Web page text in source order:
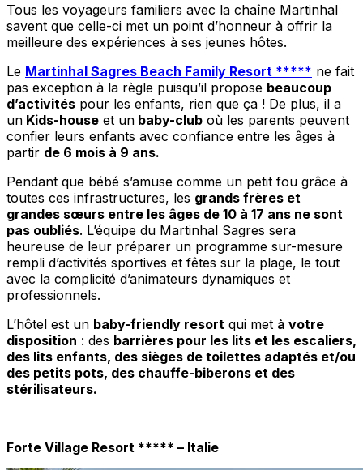
Tous les voyageurs familiers avec la chaîne Martinhal
savent que celle-ci met un point d’honneur à offrir la
meilleure des expériences à ses jeunes hôtes.
Le Martinhal Sagres Beach Family Resort ***** ne fait
pas exception à la règle puisqu’il propose beaucoup
d’activités pour les enfants, rien que ça ! De plus, il a
un Kids-house et un baby-club où les parents peuvent
confier leurs enfants avec confiance entre les âges à
partir de 6 mois à 9 ans.
Pendant que bébé s’amuse comme un petit fou grâce à
toutes ces infrastructures, les grands frères et
grandes sœurs entre les âges de 10 à 17 ans ne sont
pas oubliés. L’équipe du Martinhal Sagres sera
heureuse de leur préparer un programme sur-mesure
rempli d’activités sportives et fêtes sur la plage, le tout
avec la complicité d’animateurs dynamiques et
professionnels.
L’hôtel est un baby-friendly resort qui met à votre
disposition : des barrières pour les lits et les escaliers,
des lits enfants, des sièges de toilettes adaptés et/ou
des petits pots, des chauffe-biberons et des
stérilisateurs.
Forte Village Resort ***** – Italie